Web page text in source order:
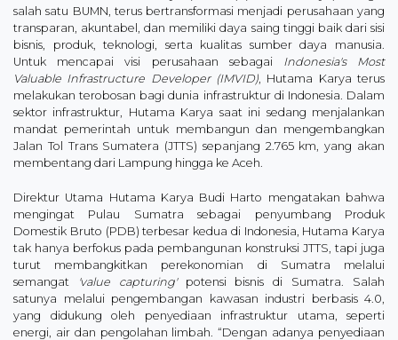
salah satu BUMN, terus bertransformasi menjadi perusahaan yang
transparan, akuntabel, dan memiliki daya saing tinggi baik dari sisi
bisnis, produk, teknologi, serta kualitas sumber daya manusia.
Untuk mencapai visi perusahaan sebagai
Indonesia's Most
Valuable Infrastructure Developer (IMVID) , Hutama Karya terus
melakukan terobosan bagi dunia infrastruktur di Indonesia. Dalam
sektor infrastruktur, Hutama Karya saat ini sedang menjalankan
mandat pemerintah untuk membangun dan mengembangkan
Jalan Tol Trans Sumatera (JTTS) sepanjang 2.765 km, yang akan
membentang dari Lampung hingga ke Aceh.
Direktur Utama Hutama Karya Budi Harto mengatakan bahwa
mengingat Pulau Sumatra sebagai penyumbang Produk
Domestik Bruto (PDB) terbesar kedua di Indonesia, Hutama Karya
tak hanya berfokus pada pembangunan konstruksi JTTS, tapi juga
turut membangkitkan perekonomian di Sumatra melalui
semangat
'value capturing'potensi bisnis di Sumatra. Salah
satunya melalui pengembangan kawasan industri berbasis 4.0,
yang didukung oleh penyediaan infrastruktur utama, seperti
energi, air dan pengolahan limbah. “Dengan adanya penyediaan